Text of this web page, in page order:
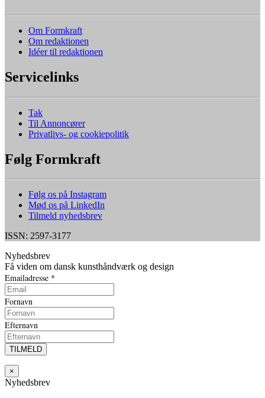
Om Formkraft
Om redaktionen
Idéer til redaktionen
Servicelinks
Tak
Til Annoncører
Privatlivs- og cookiepolitik
Følg Formkraft
Følg os på Instagram
Mød os på LinkedIn
Tilmeld nyhedsbrev
ISSN: 2597-3177
Nyhedsbrev
Få viden om dansk kunsthåndværk og design
Emailadresse *
Fornavn
Efternavn
×
Nyhedsbrev